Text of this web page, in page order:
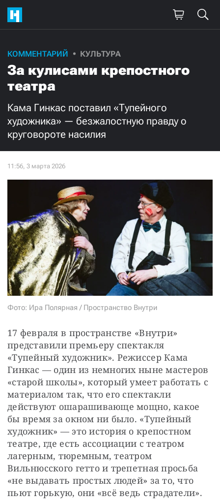
КОММЕНТАРИЙ КУЛЬТУРА
За кулисами крепостного
театра
Кама Гинкас поставил «Тупейного
художника» — безжалостную правду о
круговороте насилия
Фото: Ира Полярная / Пространство Внутри
17 февраля в пространстве «Внутри»
представили премьеру спектакля
«Тупейный художник». Режиссер Кама
Гинкас — один из немногих ныне мастеров
«старой школы», который умеет работать с
материалом так, что его спектакли
действуют ошарашивающе мощно, какое
бы время за окном ни было. «Тупейный
художник» — это история о крепостном
театре, где есть ассоциации с театром
лагерным, тюремным, театром
Вильнюсского гетто и трепетная просьба
«не выдавать простых людей» за то, что
пьют горькую, они «всё ведь страдатели».
Поддержите
нашу работу!
Ежемесячно
3000 1000
Нажимая кнопку «Стать соучастником»,
условия и подтверждаю свое гражданство РФ
СТАТЬ СОУЧАСТНИКОМ
ПОДЕЛИТЬСЯ С ДРУЗЬЯМИ
Если у вас есть вопросы, пишите donate@novayagazeta.ru
звоните:
+7 (929) 612-03-68